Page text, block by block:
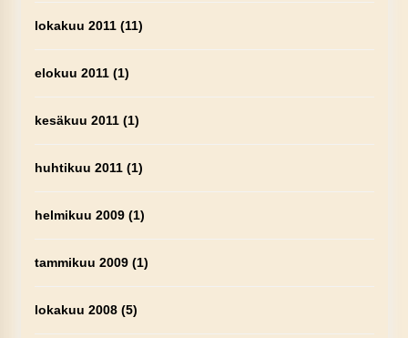
lokakuu 2011(11)
elokuu 2011(1)
kesäkuu 2011(1)
huhtikuu 2011(1)
helmikuu 2009(1)
tammikuu 2009(1)
lokakuu 2008(5)